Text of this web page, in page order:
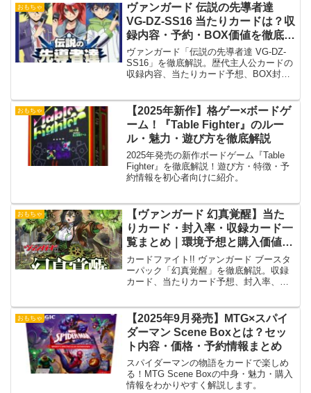
おもちゃ
ヴァンガード 伝説の先導者達
VG-DZ-SS16 当たりカードは？収
録内容・予約・BOX価値を徹底解
説
ヴァンガード「伝説の先導者達 VG-DZ-
SS16」を徹底解説。歴代主人公カードの
収録内容、当たりカード予想、BOX封入
おもちゃ
【2025年新作】格ゲー×ボードゲ
ーム！『Table Fighter』のルー
ル・魅力・遊び方を徹底解説
2025年発売の新作ボードゲーム『Table
Fighter』を徹底解説！遊び方・特徴・予
約情報を初心者向けに紹介。
おもちゃ
【ヴァンガード 幻真覚醒】当た
りカード・封入率・収録カード一
覧まとめ｜環境予想と購入価値を
徹底解説
カードファイト!! ヴァンガード ブースタ
ーパック「幻真覚醒」を徹底解説。収録
カード、当たりカード予想、封入率、環
おもちゃ
【2025年9月発売】MTG×スパイ
ダーマン Scene Boxとは？セッ
ト内容・価格・予約情報まとめ
スパイダーマンの物語をカードで楽しめ
る！MTG Scene Boxの中身・魅力・購入
情報をわかりやすく解説します。